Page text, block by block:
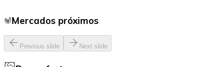
Mercados próximos
Previous slide Next slide